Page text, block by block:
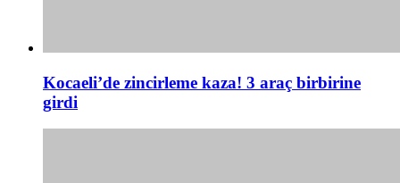
Kocaeli’de zincirleme kaza! 3 araç birbirine
girdi